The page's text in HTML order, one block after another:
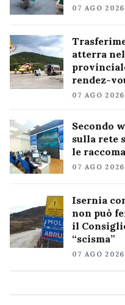
07 AGO 2026
atterra
rendez-
07 AGO 2026
Secondo
sulla rete
le
07 AGO 2026
Isernia
non può
il
“scisma”
07 AGO 2026